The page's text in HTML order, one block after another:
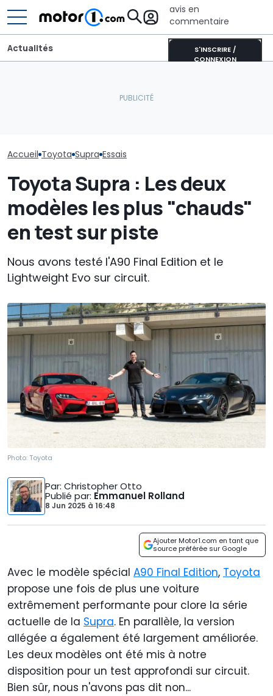
avis en
commentaire
S'INSCRIRE /
CONNEXION
Actualités
Accueil Toyota Supra Essais
Toyota Supra : Les deux
modèles les plus "chauds"
en test sur piste
Nous avons testé l'A90 Final Edition et le
Lightweight Evo sur circuit.
Photo: Toyota
Par: Christopher Otto
Publié par: Emmanuel Rolland
8 Jun 2025 à 16:48
Ajouter Motor1.com en tant que
source préférée sur Google
Avec le modèle spécial A90 Final Edition, Toyota
propose une fois de plus une voiture
extrêmement performante pour clore la série
actuelle de la Supra. En parallèle, la version
allégée a également été largement améliorée.
Les deux modèles ont été mis à notre
disposition pour un test approfondi sur circuit.
Bien sûr, nous n'avons pas dit non...